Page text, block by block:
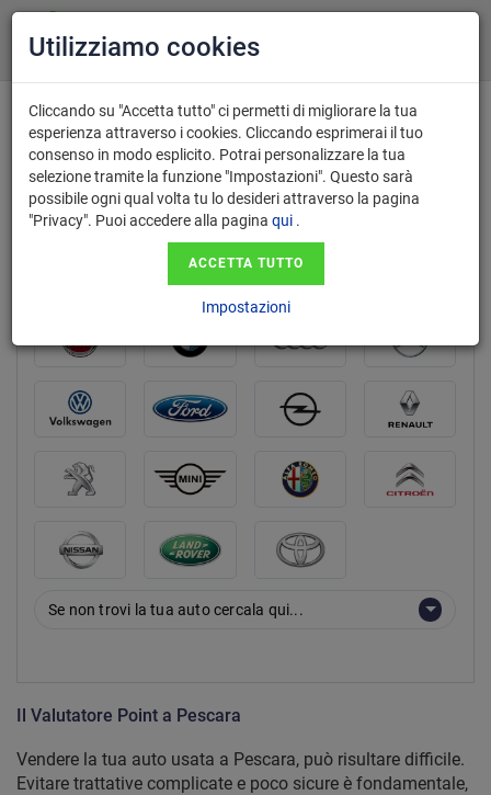
Valutazione gratuita e acquisto auto
usate a Pescara
con pagamento immediato
Se non trovi la tua auto cercala qui...
Il Valutatore Point a Pescara
Vendere la tua auto usata a Pescara, può risultare difficile.
Evitare trattative complicate e poco sicure è fondamentale,
Utilizziamo cookies
Cliccando su "Accetta tutto" ci permetti di migliorare la tua
esperienza attraverso i cookies. Cliccando esprimerai il tuo
consenso in modo esplicito. Potrai personalizzare la tua
selezione tramite la funzione "Impostazioni". Questo sarà
possibile ogni qual volta tu lo desideri attraverso la pagina
"Privacy". Puoi accedere alla pagina qui .
ACCETTA TUTTO
Impostazioni